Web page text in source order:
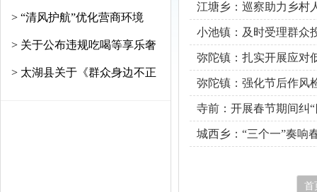
> “清风护航”优化营商环境
> 关于公布违规吃喝等享乐奢
> 太湖县关于《群众身边不正
江塘乡：巡察助力乡村
小池镇：及时受理群众
弥陀镇：扎实开展应对
弥陀镇：强化节后作风
寺前：开展春节期间纠
城西乡：“三个一”奏响
首